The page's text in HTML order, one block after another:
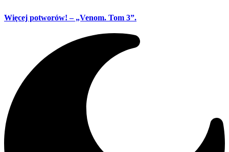
Więcej potworów! – „Venom. Tom 3”.